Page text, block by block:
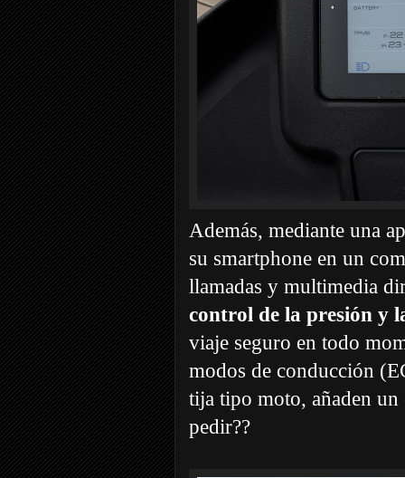
Además, mediante una
su smartphone en un
llamadas y multimedia
control de la presión y
viaje seguro en todo
modos de conducción
tija tipo moto, añaden un
pedir??